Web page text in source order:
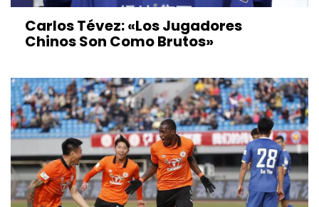
Carlos Tévez: «Los Jugadores
Chinos Son Como Brutos»